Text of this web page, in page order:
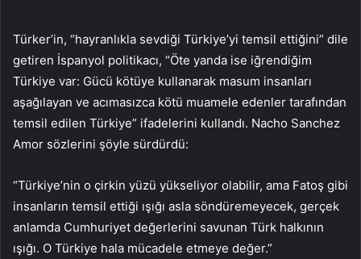
Türker’in, “hayranlıkla sevdiği Türkiye’yi temsil ettiğini” dile
getiren İspanyol politikacı, “Öte yanda ise iğrendiğim
Türkiye var: Gücü kötüye kullanarak masum insanları
aşağılayan ve acımasızca kötü muamele edenler tarafından
temsil edilen Türkiye” ifadelerini kullandı. Nacho Sanchez
Amor sözlerini şöyle sürdürdü:
“Türkiye’nin o çirkin yüzü yükseliyor olabilir, ama Fatoş gibi
insanların temsil ettiği ışığı asla söndüremeyecek, gerçek
anlamda Cumhuriyet değerlerini savunan Türk halkının
ışığı. O Türkiye hala mücadele etmeye değer.”